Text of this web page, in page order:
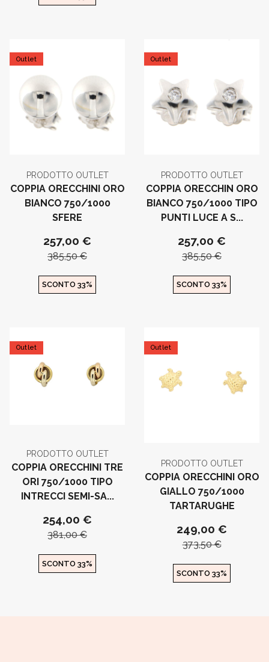
Outlet
PRODOTTO OUTLET
COPPIA ORECCHINI ORO
BIANCO 750/1000
SFERE
257,00 €
385,50 €
SCONTO 33%
Outlet
PRODOTTO OUTLET
COPPIA ORECCHIN ORO
BIANCO 750/1000 TIPO
PUNTI LUCE A S...
257,00 €
385,50 €
SCONTO 33%
Outlet
PRODOTTO OUTLET
COPPIA ORECCHINI TRE
ORI 750/1000 TIPO
INTRECCI SEMI-SA...
254,00 €
381,00 €
SCONTO 33%
Outlet
PRODOTTO OUTLET
COPPIA ORECCHINI ORO
GIALLO 750/1000
TARTARUGHE
249,00 €
373,50 €
SCONTO 33%